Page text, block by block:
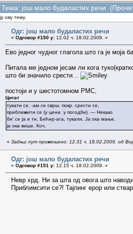
Тема: још мало будаластих речи
ову тему.
Одг: још мало будаластих речи
« Одговор #150 у: 12.02 ч. 18.02.2009. »
Ево једног чудног глагола што га је моја
Питала ме једном јесам ли кога
што би значило срести...
постоји и у шестотомном РМС,
Цитат
тукати се, -ам се сврш. покр. срести се,
приближити се (у цени, у погодби). — Некако
би' се ја и ти, Бећир-ага, тукали. Ја ока мање,
ја ока више. Коч.
« Задњи пут промењено: 12.31 ч. 18.02.2009. од
Одг: још мало будаластих речи
« Одговор #151 у: 12.15 ч. 18.02.2009. »
Невр хрд. Ни за шта од овога што
Приблимсити се?! Тајпинг ерор или